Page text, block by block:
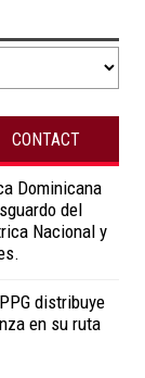
CONTACT
Dominicana
del
Nacional y
distribuye
en su ruta